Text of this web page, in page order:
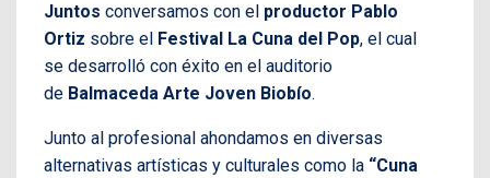
Juntos conversamos con el productor Pablo
Ortiz sobre el Festival La Cuna del Pop, el cual
se desarrolló con éxito en el auditorio
de Balmaceda Arte Joven Biobío.
Junto al profesional ahondamos en diversas
alternativas artísticas y culturales como la “Cuna